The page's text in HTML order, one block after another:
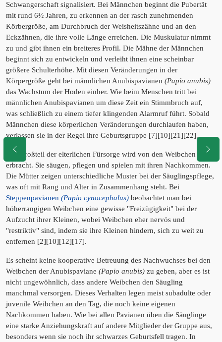
Schwangerschaft signalisiert. Bei Männchen beginnt die Pubertät
mit rund 6½ Jahren, zu erkennen an der rasch zunehmenden
Körbergröße, am Durchbruch der Weisheitszähne und an den
Eckzähnen, die ihre volle Länge erreichen. Die Muskulatur nimmt
zu und gibt ihnen ein breiteres Profil. Die Mähne der Männchen
beginnt sich zu entwickeln und verleiht ihnen eine scheinbar
größere Schulterhöhe. Mit diesen Veränderungen in der
Körpergröße geht bei männlichen Anubispavianen (Papio anubis)
das Wachstum der Hoden einher. Wie beim Menschen tritt bei
männlichen Anubispavianen um diese Zeit ein Stimmbruch auf,
was schließlich zu einem tiefer klingenden Alarmruf führt. Sobald
Männchen diese körperlichen Veränderungen durchlaufen haben,
verlassen sie in der Regel ihre Geburtsgruppe [7][10][21][22].
Der Großteil der elterlichen Fürsorge wird von den Weibchen
erbracht. Sie säugen, pflegen und spielen mit ihren Nachkommen.
Die Mütter zeigen unterschiedliche Muster bei der Säuglingspflege,
was oft mit Rang und Alter in Zusammenhang steht. Bei
Steppenpavianen (Papio cynocephalus) beobachtet man bei
höherrangigen Weibchen eine gewisse "Freizügigkeit" bei der
Aufzucht ihrer Kleinen, wobei Weibchen eher nervös und
"restriktiv" sind, indem sie ihre Kleinen hindern, sich zu weit zu
entfernen [2][10][12][17].
Es scheint keine kooperative Betreuung des Nachwuchses bei den
Weibchen der Anubispaviane (Papio anubis) zu geben, aber es ist
nicht ungewöhnlich, dass andere Weibchen den Säugling
manchmal versorgen. Dieses Verhalten legen meist subadulte oder
juvenile Weibchen an den Tag, die noch keine eigenen
Nachkommen haben. Wie bei allen Pavianen üben die Säuglinge
eine starke Anziehungskraft auf andere Mitglieder der Gruppe aus,
besonders wenn sie noch ihr schwarzes Geburtsfell tragen. In